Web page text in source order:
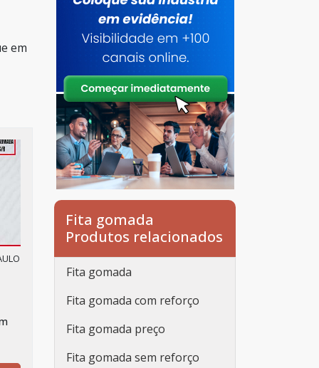
em
Fita gomada
Produtos relacionados
Fita gomada
Fita gomada com reforço
Fita gomada preço
Fita gomada sem reforço